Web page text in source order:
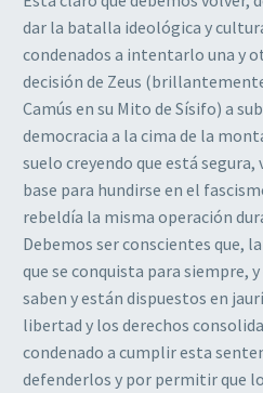
dar la batalla ideológica y
condenados a intentarlo una y
decisión de Zeus
Camús en su Mito de Sísifo) a
democracia a la cima de la
suelo creyendo que está
base para hundirse en el
rebeldía la misma operación
Debemos ser conscientes que,
que se conquista para siempre,
saben y están dispuestos en
libertad y los derechos
condenado a cumplir esta
defenderlos y por permitir que